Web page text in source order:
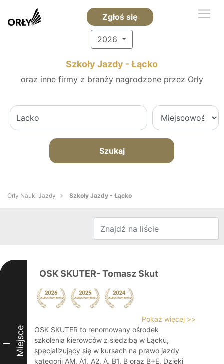
Zgłoś się
2026
Szkoły Jazdy - Łącko
oraz inne firmy z branży nagrodzone przez Orły
Szukaj
Orły Nauki Jazdy Szkoły Jazdy - Łącko
I Miejsce
OSK SKUTER- Tomasz Skut
Pokaż więcej >>
OSK SKUTER to renomowany ośrodek
szkolenia kierowców z siedzibą w Łącku,
specjalizujący się w kursach na prawo jazdy
kategorii AM, A1, A2, A, B1, B oraz B+E. Dzięki